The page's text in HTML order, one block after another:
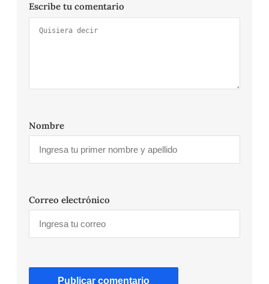
Escribe tu comentario
Nombre
Correo electrónico